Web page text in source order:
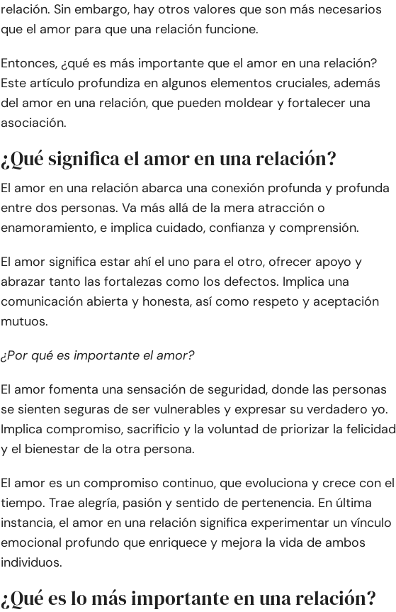
relación. Sin embargo, hay otros valores que son más necesarios
que el amor para que una relación funcione.
Entonces, ¿qué es más importante que el amor en una relación?
Este artículo profundiza en algunos elementos cruciales, además
del amor en una relación, que pueden moldear y fortalecer una
asociación.
¿Qué significa el amor en una relación?
El amor en una relación abarca una conexión profunda y profunda
entre dos personas. Va más allá de la mera atracción o
enamoramiento, e implica cuidado, confianza y comprensión.
El amor significa estar ahí el uno para el otro, ofrecer apoyo y
abrazar tanto las fortalezas como los defectos. Implica una
comunicación abierta y honesta, así como respeto y aceptación
mutuos.
¿Por qué es importante el amor?
El amor fomenta una sensación de seguridad, donde las personas
se sienten seguras de ser vulnerables y expresar su verdadero yo.
Implica compromiso, sacrificio y la voluntad de priorizar la felicidad
y el bienestar de la otra persona.
El amor es un compromiso continuo, que evoluciona y crece con el
tiempo. Trae alegría, pasión y sentido de pertenencia. En última
instancia, el amor en una relación significa experimentar un vínculo
emocional profundo que enriquece y mejora la vida de ambos
individuos.
¿Qué es lo más importante en una relación?